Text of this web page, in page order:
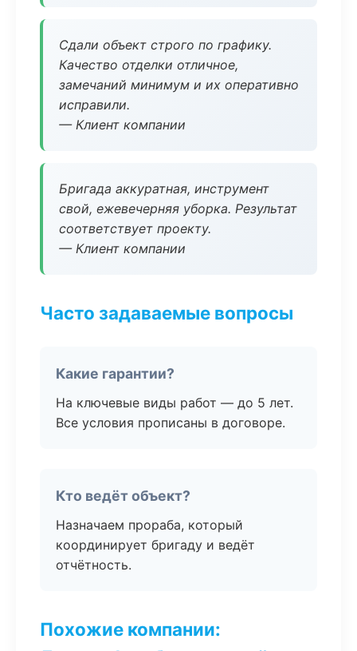
Сдали объект строго по графику.
Качество отделки отличное,
замечаний минимум и их оперативно
исправили.
— Клиент компании
Бригада аккуратная, инструмент
свой, ежевечерняя уборка. Результат
соответствует проекту.
— Клиент компании
Часто задаваемые вопросы
Какие гарантии?
На ключевые виды работ — до 5 лет.
Все условия прописаны в договоре.
Кто ведёт объект?
Назначаем прораба, который
координирует бригаду и ведёт
отчётность.
Похожие компании: